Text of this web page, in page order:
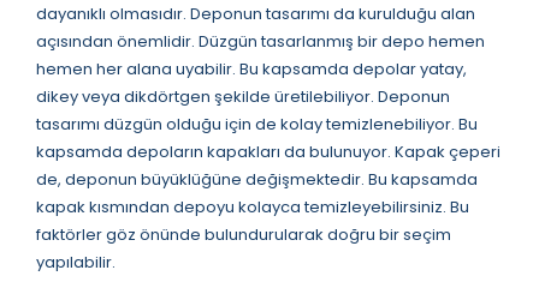
dayanıklı olmasıdır. Deponun tasarımı da kurulduğu alan
açısından önemlidir. Düzgün tasarlanmış bir depo hemen
hemen her alana uyabilir. Bu kapsamda depolar yatay,
dikey veya dikdörtgen şekilde üretilebiliyor. Deponun
tasarımı düzgün olduğu için de kolay temizlenebiliyor. Bu
kapsamda depoların kapakları da bulunuyor. Kapak çeperi
de, deponun büyüklüğüne değişmektedir. Bu kapsamda
kapak kısmından depoyu kolayca temizleyebilirsiniz. Bu
faktörler göz önünde bulundurularak doğru bir seçim
yapılabilir.